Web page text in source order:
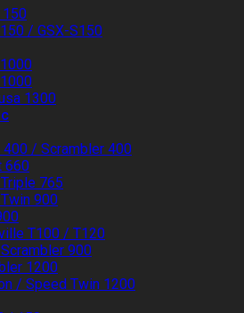
150
/ GSX-S150
1300
400 / Scrambler 400
660
765
900
T100 / T120
900
1200
/ Speed Twin 1200